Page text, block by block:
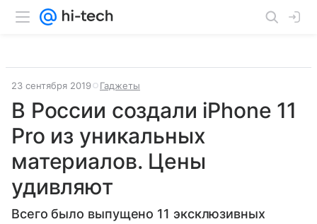
23 сентября 2019 Гаджеты
В России создали iPhone 11
Pro из уникальных
материалов. Цены
удивляют
Всего было выпущено 11 эксклюзивных